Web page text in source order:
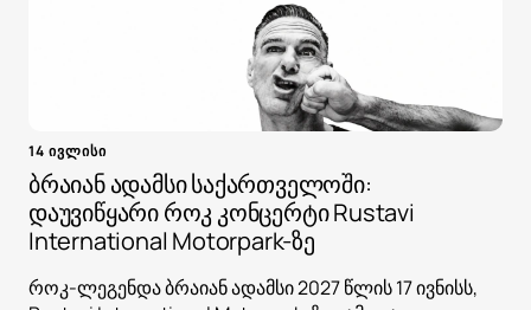
14 ივლისი
ბრაიან ადამსი საქართველოში:
დაუვიწყარი როკ კონცერტი Rustavi
International Motorpark-ზე
როკ-ლეგენდა ბრაიან ადამსი 2027 წლის 17 ივნისს,